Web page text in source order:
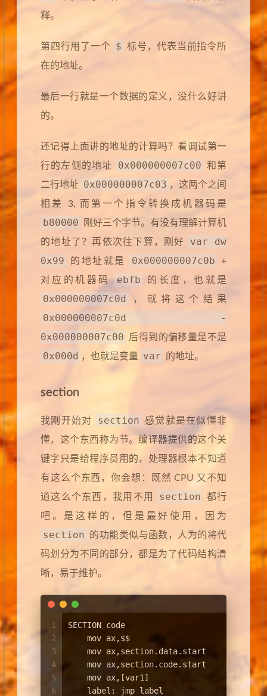
释。
第四行用了一个 $
标号，代表当前指令所
在的地址。
最后一行就是一个数据的定义，没什么好讲
的。
还记得上面讲的地址的计算吗？看调试第一
行的左侧的地址
0x000000007c00
和第
二行地址 0x000000007c03 ，这两个之间
相差 3, 而第一个指令转换成机器码是
b80000
刚好三个字节。有没有理解计算机
的地址了？再依次往下算，刚好
var dw
0x99
的地址就是 0x000000007c0b
+
对应的机器码 ebfb 的长度，也就是
0x000000007c0d ，就将这个结果
0x000000007c0d -
0x000000007c00
后得到的偏移量是不是
0x000d ，也就是变量 var 的地址。
section
我刚开始对 section
感觉就是在似懂非
懂，这个东西称为节。编译器提供的这个关
键字只是给程序员用的，处理器根本不知道
有这么个东西，你会想：既然 CPU 又不知
道这么个东西，我用不用
section
都行
吧。是这样的，但是最好使用，因为
section
的功能类似与函数，人为的将代
码划分为不同的部分，都是为了代码结构清
晰，易于维护。
1
2
3
4
5
6
SECTION code
    mov ax,$$
    mov ax,section.data.start
    mov ax,section.code.start
    mov ax,[var1]
    label: jmp label